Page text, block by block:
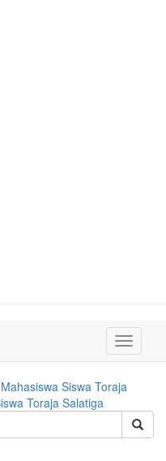
Toggle
Siswa Toraja
Toraja Salatiga